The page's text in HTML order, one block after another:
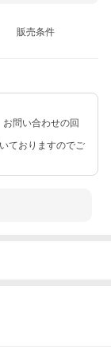
販売条件
問い合わせの回
ておりますのでご